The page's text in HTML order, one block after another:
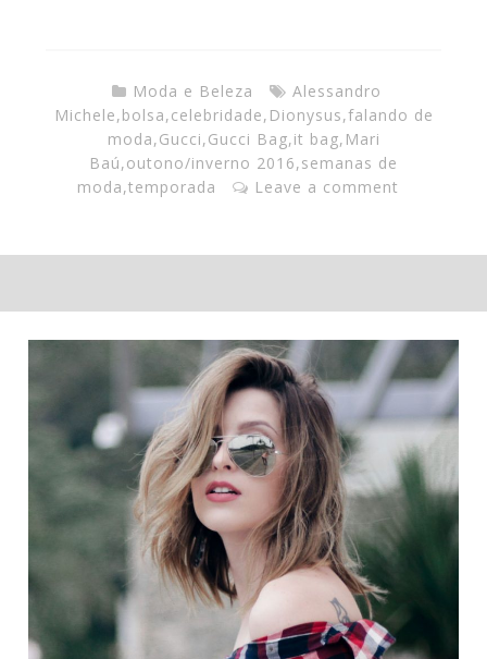
Moda e Beleza
Alessandro
Michele,bolsa,celebridade, Dionysus,falando de
moda,Gucci,Gucci Bag,it bag, Mari
Baú,outono/inverno 2016,semanas de
moda,temporada Leave a comment